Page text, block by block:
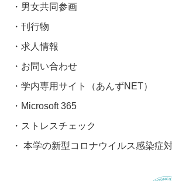
男女共同参画
刊行物
求人情報
お問い合わせ
学内専用サイト（あんずNET）
Microsoft 365
ストレスチェック
本学の新型コロナウイルス感染症